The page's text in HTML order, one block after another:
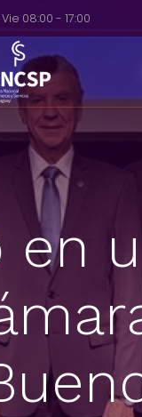
08:00 - 17:00
en